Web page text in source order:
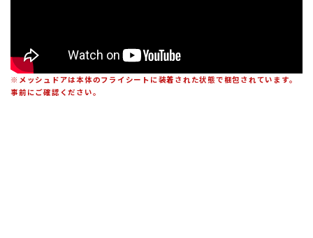
※メッシュドアは本体のフライシートに装着された状態で梱包されています。
事前にご確認ください。